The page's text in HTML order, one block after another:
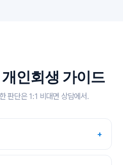
인회생 가이드
판단은 1:1 비대면 상담에서.
+